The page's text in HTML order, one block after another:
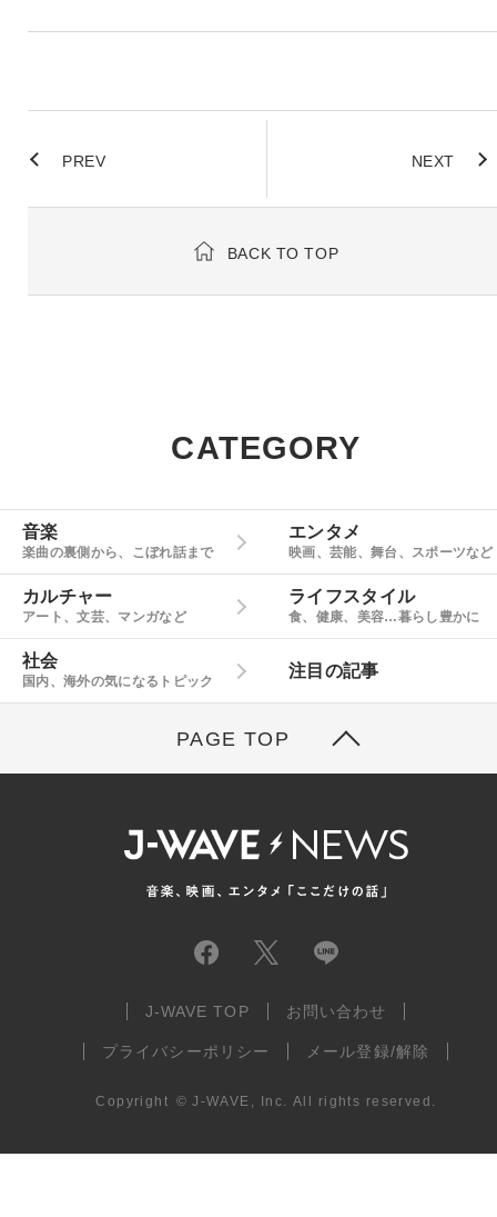
PREV NEXT
BACK TO TOP
CATEGORY
音楽
楽曲の裏側から、こぼれ話まで
エンタメ
映画、芸能、舞台、スポーツなど
カルチャー
アート、文芸、マンガなど
ライフスタイル
食、健康、美容…暮らし豊かに
社会
国内、海外の気になるトピック
注目の記事
PAGE TOP
J-WAVE TOP お問い合わせ
プライバシーポリシー メール登録/解除
Copyright © J-WAVE, Inc. All rights reserved.